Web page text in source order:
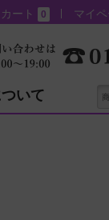
カート 0 マイ
いて